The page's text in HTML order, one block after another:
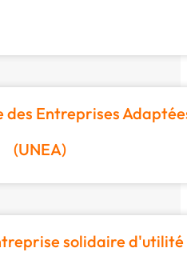
des Entreprises
(UNEA)
solidaire d'utilité